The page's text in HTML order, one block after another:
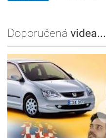
Doporučená videa...